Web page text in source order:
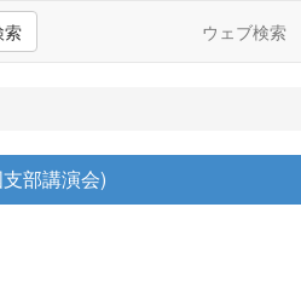
索 ウェブ検索
部講演会)